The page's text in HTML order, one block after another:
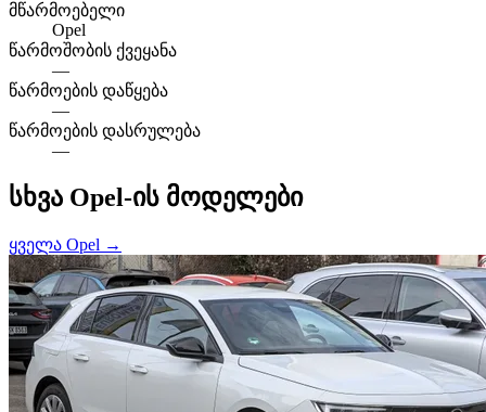
მწარმოებელი
Opel
წარმოშობის ქვეყანა
—
წარმოების დაწყება
—
წარმოების დასრულება
—
სხვა Opel-ის მოდელები
ყველა Opel →